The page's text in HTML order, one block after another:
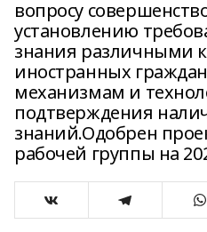
вопросу
установлению
знания различными
иностранных
механизмам и
подтверждения
знаний.Одобрен
рабочей группы на